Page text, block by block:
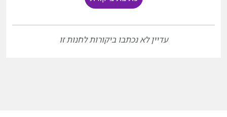
עדיין לא נכתבו ביקורות לחנות זו